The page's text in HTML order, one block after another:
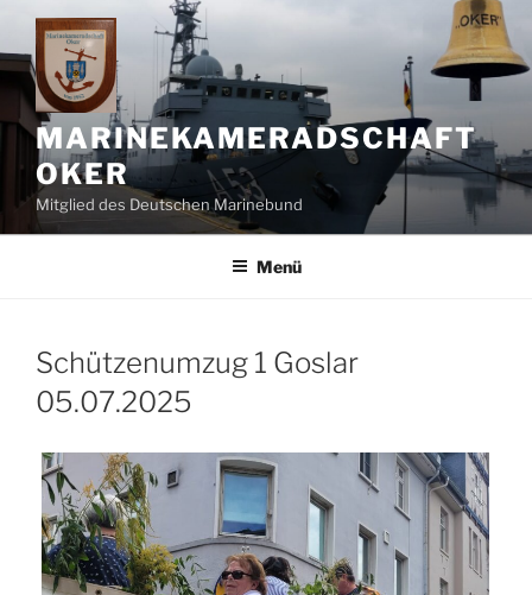
Zum
Inhalt
springen
MARINEKAMERADSCHAFT
OKER
Mitglied des Deutschen Marinebund
Menü
Schützenumzug 1 Goslar
05.07.2025